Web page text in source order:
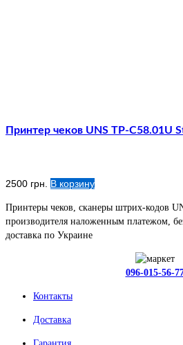
Принтер чеков UNS TP-C58.01U
2500 грн. В корзину
Принтеры чеков, сканеры штрих-кодов
производителя наложенным платежом,
доставка по Украине
096-015-56-
Контакты
Доставка